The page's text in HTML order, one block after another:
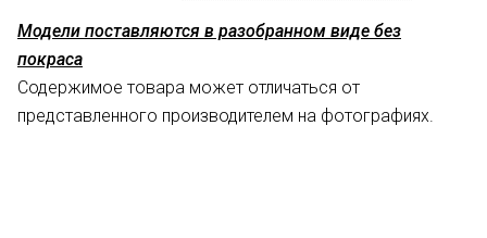
Модели поставляются в разобранном виде без
покраса
Содержимое товара может отличаться от
представленного производителем на фотографиях.